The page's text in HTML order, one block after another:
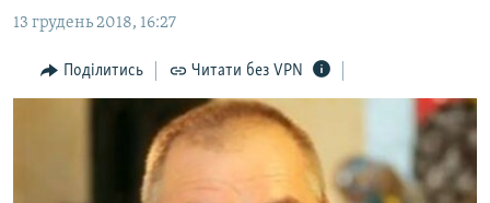
основної
навігації
Перейти
до
БЛОГИ
ПОГЛЯД
СПЕЦПРОЕКТИ
13 грудень 2018, 16:27
Поділитись Читати без VPN